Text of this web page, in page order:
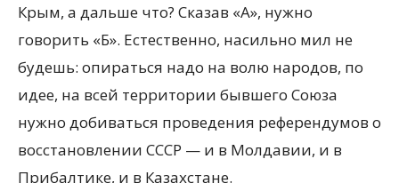
Крым, а дальше что? Сказав «А», нужно
говорить «Б». Естественно, насильно мил не
будешь: опираться надо на волю народов, по
идее, на всей территории бывшего Союза
нужно добиваться проведения референдумов о
восстановлении СССР — и в Молдавии, и в
Прибалтике, и в Казахстане.